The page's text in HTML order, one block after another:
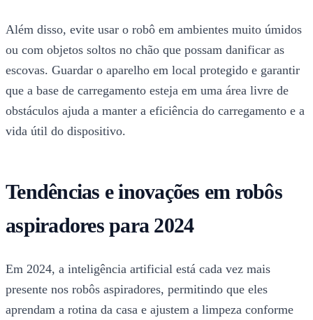
Além disso, evite usar o robô em ambientes muito úmidos
ou com objetos soltos no chão que possam danificar as
escovas. Guardar o aparelho em local protegido e garantir
que a base de carregamento esteja em uma área livre de
obstáculos ajuda a manter a eficiência do carregamento e a
vida útil do dispositivo.
Tendências e inovações em robôs
aspiradores para 2024
Em 2024, a inteligência artificial está cada vez mais
presente nos robôs aspiradores, permitindo que eles
aprendam a rotina da casa e ajustem a limpeza conforme